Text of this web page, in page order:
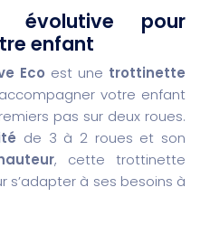
évolutive pour
enfant
Eco est une trottinette
votre enfant
pas sur deux roues.
de 3 à 2 roues et son
, cette trottinette
s’adapter à ses besoins à